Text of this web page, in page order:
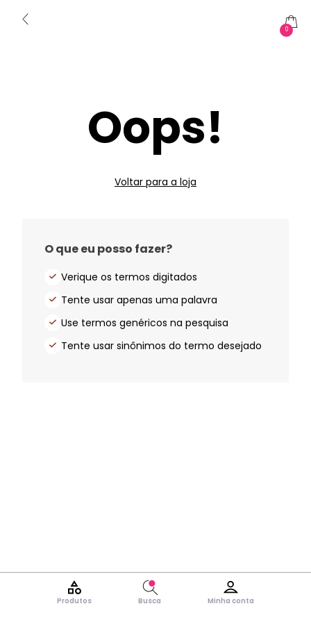
0
Produtos Busca Minha conta
Oops!
Voltar para a loja
O que eu posso fazer?
Verique os termos digitados
Tente usar apenas uma palavra
Use termos genéricos na pesquisa
Tente usar sinônimos do termo desejado